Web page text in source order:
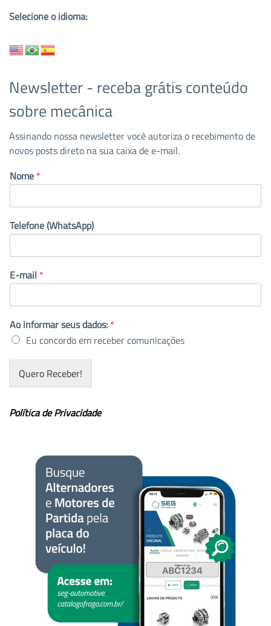
Selecione o idioma:
Newsletter - receba grátis conteúdo
sobre mecânica
Assinando nossa newsletter você autoriza o recebimento de
novos posts direto na sua caixa de e-mail.
Nome *
Telefone (WhatsApp)
E-mail *
Ao informar seus dados: *
Eu concordo em receber comunicações
Quero Receber!
Política de Privacidade